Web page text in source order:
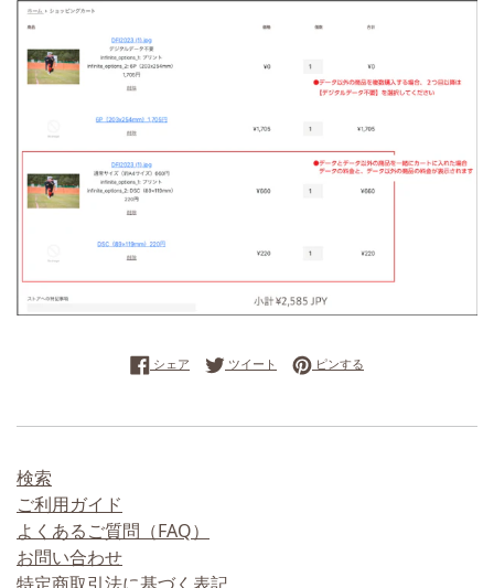
シェア Facebookでシェアする
ツイート Twitterに投稿する
ピンする
検索
ご利用ガイド
よくあるご質問（FAQ）
お問い合わせ